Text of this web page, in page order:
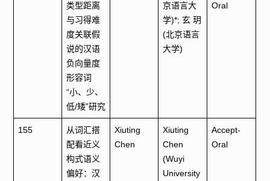
类型距离
与习得难
度关联假
说的汉语
负向量度
形容词
“小、少、
低/矮”研究
京语言大
学)*; 玄 玥
(北京语言
大学)
Oral
155
从词汇搭
配看近义
构式语义
偏好：汉
Xiuting
Chen
Xiuting
Chen
(Wuyi
University
Accept-
Oral